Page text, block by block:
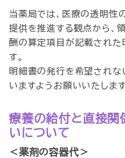
当薬局では、医療の透明性
提供を推進する観点から、
酬の算定項目が記載された
す。
明細書の発行を希望されな
いますようお願いいたします
療養の給付と直接関
いについて
＜薬剤の容器代＞